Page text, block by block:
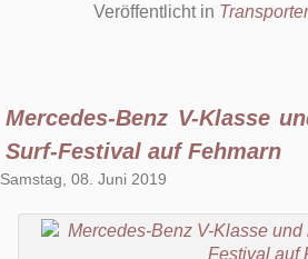
Veröffentlicht in Transporter
Mercedes-Benz V-Klasse
Surf-Festival auf Fehmarn
Samstag, 08. Juni 2019